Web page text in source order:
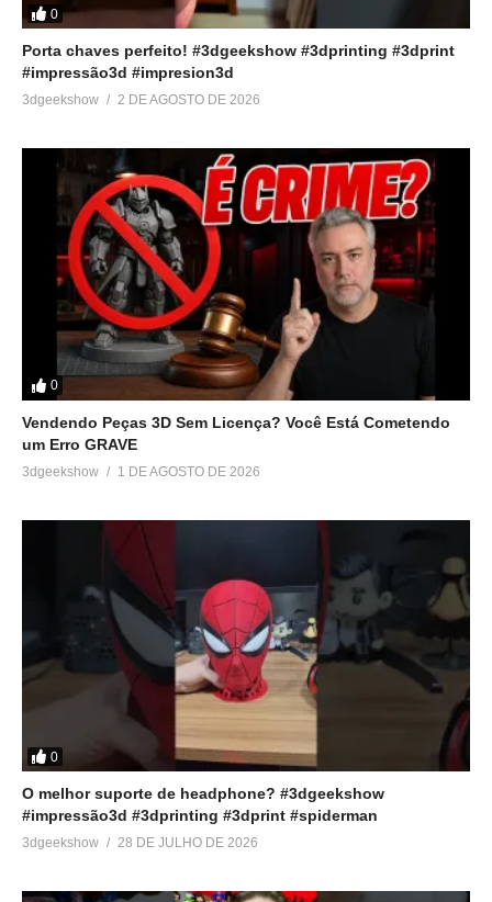
0
Porta chaves perfeito! #3dgeekshow #3dprinting #3dprint
#impressão3d #impresion3d
3dgeekshow 2 DE AGOSTO DE 2026
0
Vendendo Peças 3D Sem Licença? Você Está Cometendo
um Erro GRAVE
3dgeekshow 1 DE AGOSTO DE 2026
0
O melhor suporte de headphone? #3dgeekshow
#impressão3d #3dprinting #3dprint #spiderman
3dgeekshow 28 DE JULHO DE 2026